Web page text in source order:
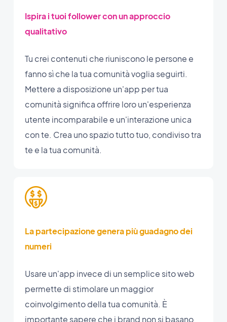
Ispira i tuoi follower con un approccio
qualitativo
Tu crei contenuti che riuniscono le persone e
fanno sì che la tua comunità voglia seguirti.
Mettere a disposizione un'app per tua
comunità significa offrire loro un'esperienza
utente incomparabile e un'interazione unica
con te. Crea uno spazio tutto tuo, condiviso tra
te e la tua comunità.
La partecipazione genera più guadagno dei
numeri
Usare un'app invece di un semplice sito web
permette di stimolare un maggior
coinvolgimento della tua comunità. È
importante sapere che i brand non si basano